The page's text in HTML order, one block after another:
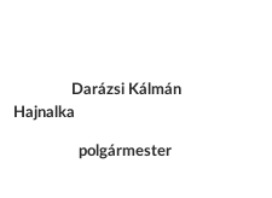
Darázsi
Hajnalka